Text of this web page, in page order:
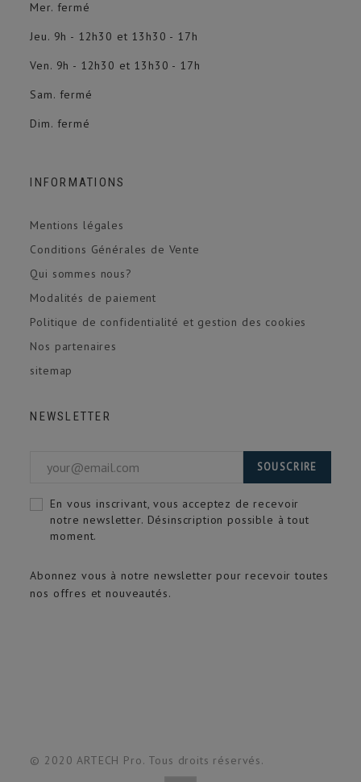
Mer. fermé
Jeu. 9h - 12h30 et 13h30 - 17h
Ven. 9h - 12h30 et 13h30 - 17h
Sam. fermé
Dim. fermé
INFORMATIONS
Mentions légales
Conditions Générales de Vente
Qui sommes nous?
Modalités de paiement
Politique de confidentialité et gestion des cookies
Nos partenaires
sitemap
NEWSLETTER
Abonnez vous à notre newsletter pour recevoir toutes
nos offres et nouveautés.
SOUSCRIRE
En vous inscrivant, vous acceptez de recevoir
notre newsletter. Désinscription possible à tout
moment.
© 2020 ARTECH Pro. Tous droits réservés.